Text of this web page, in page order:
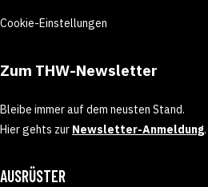
Cookie-Einstellungen
Zum THW-Newsletter
Bleibe immer auf dem neusten Stand.
Hier gehts zur Newsletter-Anmeldung.
AUSRÜSTER